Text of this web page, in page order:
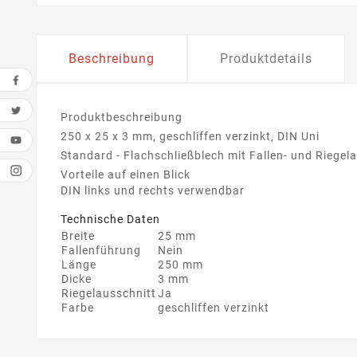
Beschreibung Produktdetails
Produktbeschreibung
250 x 25 x 3 mm, geschliffen verzinkt, DIN Uni
Standard - Flachschließblech mit Fallen- und
Vorteile auf einen Blick
DIN links und rechts verwendbar
Technische Daten
Breite
25 mm
Fallenführung
Nein
Länge
250 mm
Dicke
3 mm
Riegelausschnitt Ja
Farbe
geschliffen verzinkt